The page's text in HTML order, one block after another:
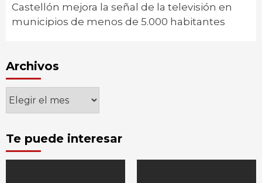
Castellón mejora la señal de la televisión en
municipios de menos de 5.000 habitantes
Archivos
Archivos
Te puede interesar